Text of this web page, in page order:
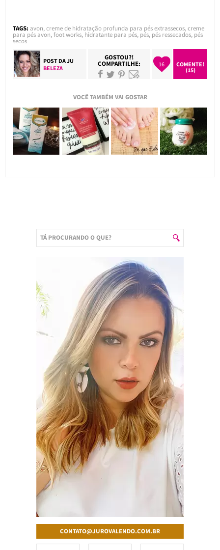
TAGS: avon,creme de hidratação profunda para pés extrassecos,creme
para pés avon,foot works, hidratante para pés, pés, pés ressecados, pés
secos
POST DAJU
BELEZA
GOSTOU?!
COMPARTILHE: 16
COMENTE!
(15)
VOCÊ TAMBÉM VAI GOSTAR
CONTATO@JUROVALENDO.COM.BR